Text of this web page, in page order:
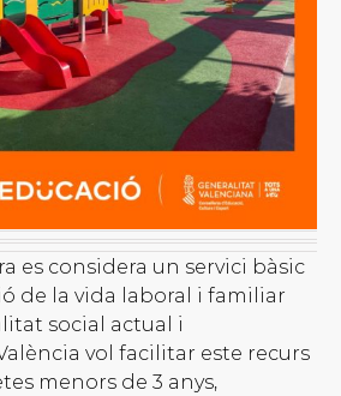
es considera un servici bàsic
de la vida laboral i familiar
social actual i
vol facilitar este recurs
menors de 3 anys,